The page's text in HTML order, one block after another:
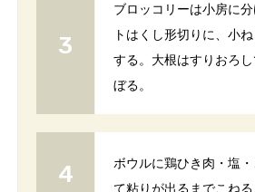
ブロッコリーは小房に
トはくし形切りに、小
する。大根はすりおろ
ぼる。
ボウルに鶏ひき肉・塩
て粘りが出るまでこねる